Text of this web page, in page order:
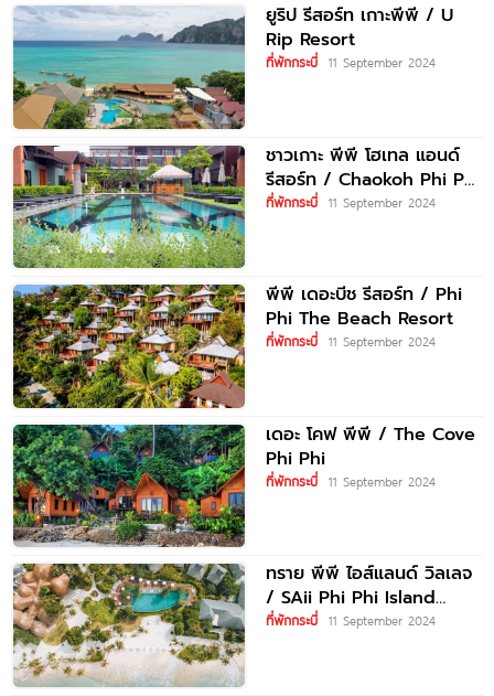
ยูริป รีสอร์ท เกาะพีพี / U
Rip Resort
ที่พักกระบี่ 11 September 2024
ชาวเกาะ พีพี โฮเทล แอนด์
รีสอร์ท / Chaokoh Phi Phi
Hotel
ที่พักกระบี่ 11 September 2024
พีพี เดอะบีช รีสอร์ท / Phi
Phi The Beach Resort
ที่พักกระบี่ 11 September 2024
เดอะ โคฟ พีพี / The Cove
Phi Phi
ที่พักกระบี่ 11 September 2024
ทราย พีพี ไอส์แลนด์ วิลเลจ
/ SAii Phi Phi Island
Village
ที่พักกระบี่ 11 September 2024